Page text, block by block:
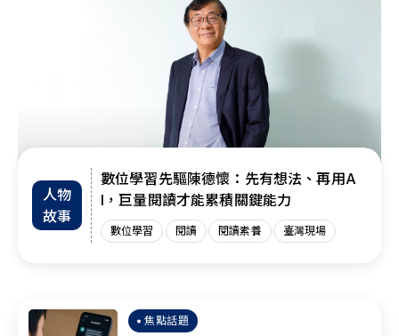
人物
故事
數位學習先驅陳德懷：先有想法、再用A
I，巨量閱讀才能累積關鍵能力
數位學習 閱讀 閱讀素養 臺灣現場
焦點話題